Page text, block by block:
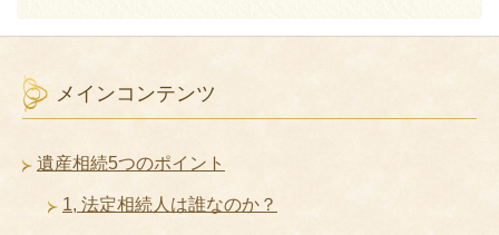
メインコンテンツ
遺産相続5つのポイント
1, 法定相続人は誰なのか？